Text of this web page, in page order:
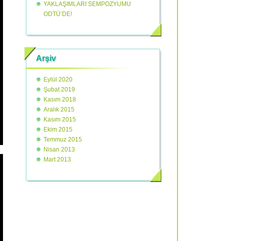
YAKLAŞIMLARI SEMPOZYUMU
ODTÜ’DE!
Arşiv
Eylül 2020
Şubat 2019
Kasım 2018
Aralık 2015
Kasım 2015
Ekim 2015
Temmuz 2015
Nisan 2013
Mart 2013